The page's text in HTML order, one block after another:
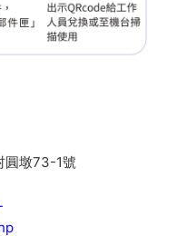
圓墩73-1號